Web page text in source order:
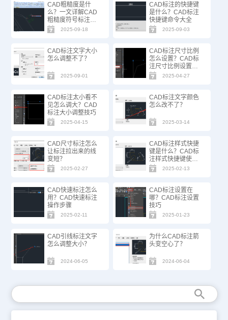
CAD粗糙度是什
么？一文详解CAD
粗糙度符号标注技
巧 CAD粗糙度是什
么？
2025-09-18
CAD标注的快捷键
是什么？CAD标注
快捷键命令大全
2025-09-03
CAD标注文字大小
怎么调整不了？
2025-09-01
CAD标注尺寸比例
怎么设置？CAD标
注尺寸比例设置方
法
2025-04-27
CAD标注太小看不
见怎么调大？CAD
标注大小调整技巧
2025-04-15
CAD标注文字颜色
怎么改不了？
2025-03-14
CAD尺寸标注怎么
让标注拉出来的线
变短？
2025-02-27
CAD标注样式快捷
键是什么？CAD标
注样式快捷键使用
方法
2025-02-13
CAD快速标注怎么
用？CAD快速标注
操作步骤
2025-02-11
CAD标注设置在
哪？CAD标注设置
技巧
2025-01-23
CAD引线标注文字
怎么调整大小？
2024-06-05
为什么CAD标注箭
头变空心了？
2024-06-04